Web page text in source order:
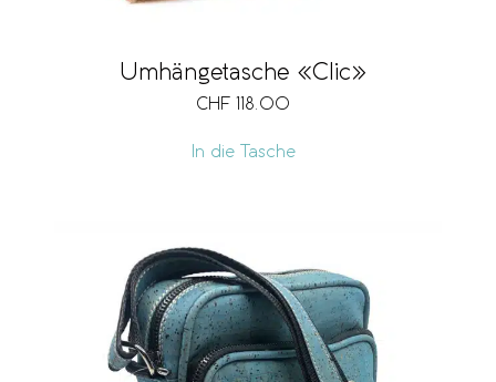
Umhängetasche «Clic»
CHF 118.00
In die Tasche